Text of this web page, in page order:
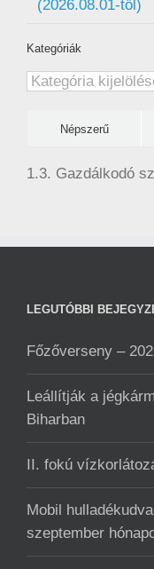
(2026.08.01-től)
Kategóriák
Kategóriák
Népszerű
1.3. Gazdálkodó
LEGUTÓBBI
Főzőverseny –
Leállítják a
Biharban
II. fokú
Mobil
szeptember